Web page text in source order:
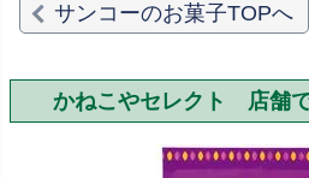
サンコーのお菓子TOPへ
かねこやセレクト 店舗